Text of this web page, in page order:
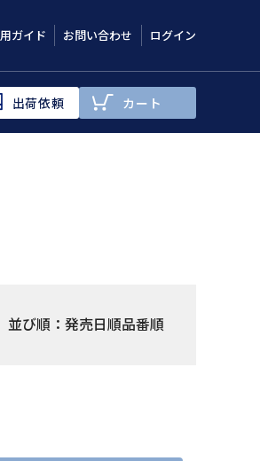
ガイド お問い合わせ ログイン
出荷依頼 カート
並び順： 発売日順品番順